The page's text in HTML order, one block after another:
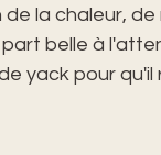
la chaleur,
belle à
yack pour